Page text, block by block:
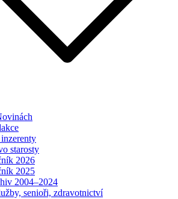
starosty
2026
2025
2004–2024
senioři, zdravotnictví